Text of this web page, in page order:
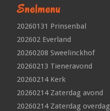
Snelmenu
20260131 Prinsenbal
202602 Everland
20260208 Sweelinckhof
20260213 Tieneravond
20260214 Kerk
20260214 Zaterdag avond
20260214 Zaterdag overdag